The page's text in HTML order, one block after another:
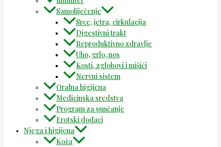
Samoliječenje
Srce, jetra, cirkulacija
Digestivni trakt
Reproduktivno zdravlje
Uho, grlo, nos
Kosti, zglobovi i mišići
Nervni sistem
Oralna higijena
Medicinska sredstva
Program za sunčanje
Erotski dodaci
Njega i higijena
Koža